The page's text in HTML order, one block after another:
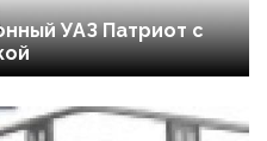
УАЗ Патриот с